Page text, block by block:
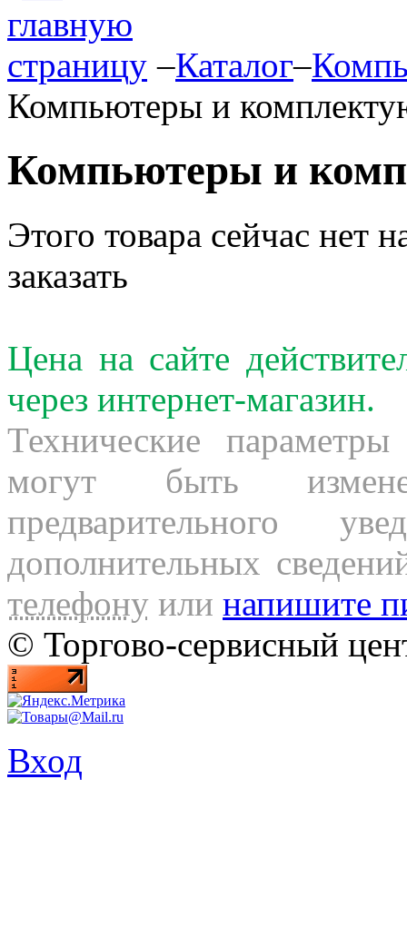
–Каталог–
Компьютеры и
Компьютеры и
Этого товара сейчас нет
заказать
Цена на сайте
через интернет-магазин.
Технические
могут быть
предварительного
дополнительных
телефону или напишите
© Торгово-сервисный
Вход